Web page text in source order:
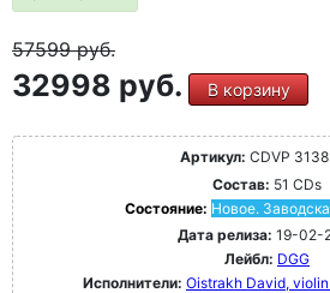
57599руб.
32998 руб. В корзину
Артикул: CDVP
Состав: 51 CDs
Состояние: Новое.
Дата релиза: 19-02-
Лейбл: DGG
Исполнители: Oistrakh David,